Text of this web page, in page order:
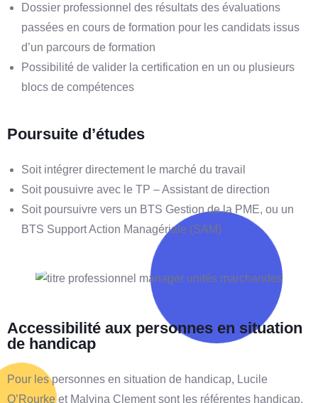
Dossier professionnel des résultats des évaluations
passées en cours de formation pour les candidats issus
d’un parcours de formation
Possibilité de valider la certification en un ou plusieurs
blocs de compétences
Poursuite d’études
Soit intégrer directement le marché du travail
Soit pousuivre avec le TP – Assistant de direction
Soit poursuivre vers un BTS Gestion de la PME, ou un
BTS Support Action Managériale (SAM)
Accessibilité aux personnes en situation
de handicap
Pour les personnes en situation de handicap, Lucile
O’Rourke et Malvina Clement sont les référentes handicap.